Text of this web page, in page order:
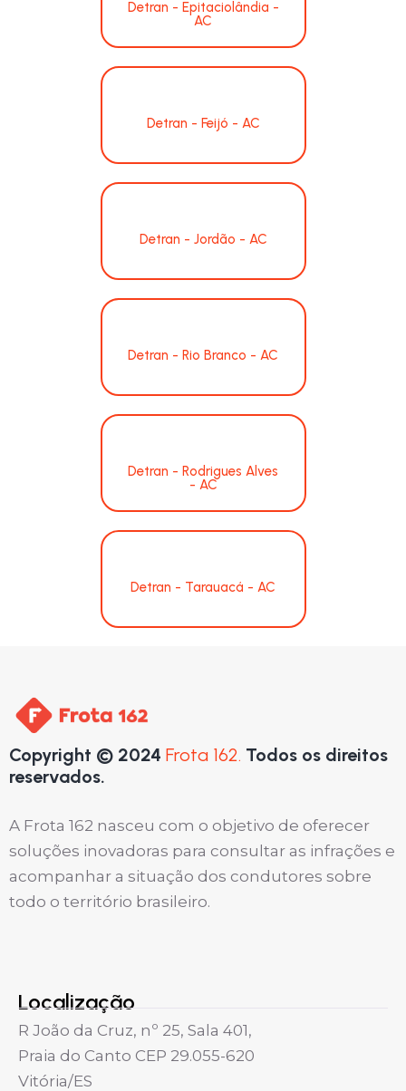
Detran - Epitaciolândia -
AC
Detran - Feijó - AC
Detran - Jordão - AC
Detran - Rio Branco - AC
Detran - Rodrigues Alves
- AC
Detran - Tarauacá - AC
Copyright © 2024 Frota 162. Todos os direitos
reservados.
A Frota 162 nasceu com o objetivo de oferecer
soluções inovadoras para consultar as infrações e
acompanhar a situação dos condutores sobre
todo o território brasileiro.
Localização
R João da Cruz, nº 25, Sala 401,
Praia do Canto CEP 29.055-620
Vitória/ES